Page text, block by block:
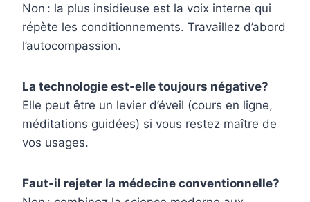
Non : la plus insidieuse est la voix interne qui
répète les conditionnements. Travaillez d’abord
l’autocompassion.
La technologie est‑elle toujours négative?
Elle peut être un levier d’éveil (cours en ligne,
méditations guidées) si vous restez maître de
vos usages.
Faut‑il rejeter la médecine conventionnelle?